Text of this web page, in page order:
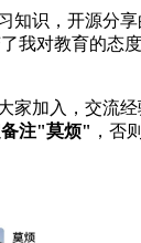
知识，开源分
我对教育的态
家加入，交流
注"莫烦" ，否